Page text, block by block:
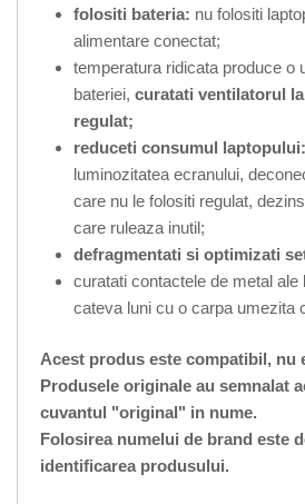
folositi bateria: nu folositi
alimentare conectat;
temperatura ridicata produce o
bateriei, curatati ventilatorul
regulat;
reduceti consumul laptopului:
luminozitatea ecranului,
care nu le folositi regulat,
care ruleaza inutil;
defragmentati si optimizati
curatati contactele de metal ale
cateva luni cu o carpa umezita
Acest produs este compatibil, nu
Produsele originale au semnalat
cuvantul "original" in nume.
Folosirea numelui de brand este
identificarea produsului.